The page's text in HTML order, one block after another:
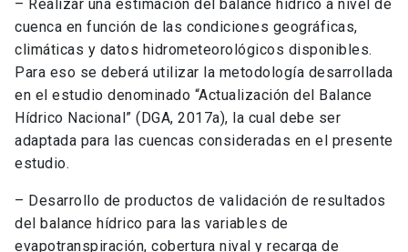
– Realizar una estimación del balance hídrico a nivel de
cuenca en función de las condiciones geográficas,
climáticas y datos hidrometeorológicos disponibles.
Para eso se deberá utilizar la metodología desarrollada
en el estudio denominado “Actualización del Balance
Hídrico Nacional” (DGA, 2017a), la cual debe ser
adaptada para las cuencas consideradas en el presente
estudio.
– Desarrollo de productos de validación de resultados
del balance hídrico para las variables de
evapotranspiración, cobertura nival y recarga de